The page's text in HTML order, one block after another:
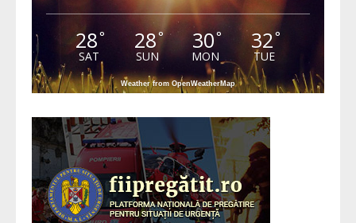
28°
SAT
28°
SUN
30°
MON
32°
TUE
Weather from OpenWeatherMap